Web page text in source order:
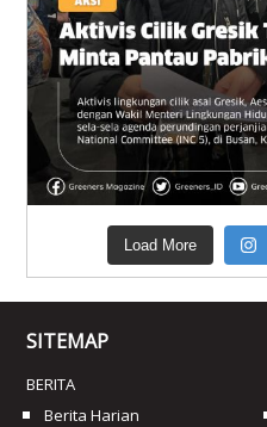
Load More
SITEMAP
BERITA
Berita Harian